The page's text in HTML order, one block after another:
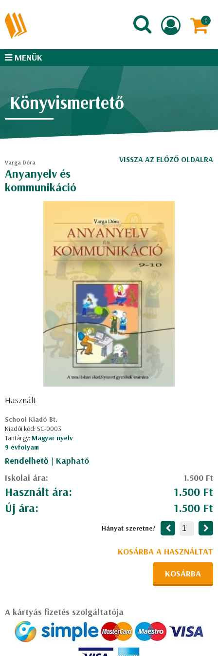
MENÜK
Könyvismertető
VISSZA AZ ELŐZŐ OLDALRA
Varga Dóra
Anyanyelv és
kommunikáció
Használt
School Kiadó Bt.
Kiadói kód: SC-0003
Tantárgy:Magyar nyelv
9 évfolyam
Rendelhető | Kapható
Iskolai ára:
1.500 Ft
Használt ára:
1.500 Ft
Új ára:
1.500 Ft
Hányat szeretne?
KOSÁRBA A HASZNÁLTAT
KOSÁRBA
A kártyás fizetés szolgáltatója